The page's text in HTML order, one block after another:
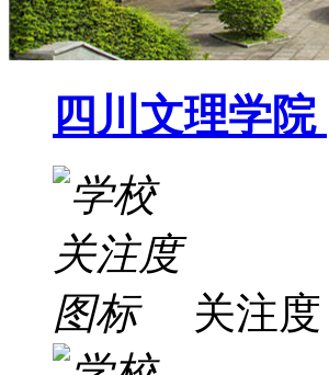
四川文理学院
关注